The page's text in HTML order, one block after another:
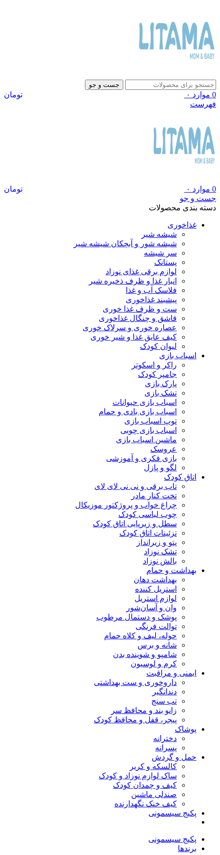
جست و جو
0 موارد ۰
تومان
فهرست
0 موارد ۰
تومان
جست و جو
دسته بندی محصولات
غذاخوری
شیشه شیر
شیشه ‌شور و آبچکان شیشه‌ شیر
سر شیشه
پستانک
لوازم برقی غذای نوزاد
انبار غذا و ظرف ذخیره شیر
فلاسک آب و غذا
پیشبند غذاخوری
ست و ظرف غذا خوری
قاشق و چنگال غذاخوری
عصاره خوری و سرلاک خوری
کیف عایق غذا و شیر خوری
لیوان کودک
اسباب بازی
راکر و اسکوتر
جامپر کودک
پارک بازی
تشک بازی
اسباب بازی حیوانات
اسباب بازی بادی و حمام
توپ اسباب بازی
اسباب بازی چوبی
ماشین اسباب بازی
عروسک
بازی فکری و آموزشی
لگو و پازل
اتاق کودک
تاب برقی و نی نی لای لای
تخت کنار مادر
چراغ خواب و پروژکتور موزیکال
چوب لباسی کودک
سطل و زیرپایی اتاق کودک
تزئینات اتاق کودک
پتو و زیرانداز
تشک نوزاد
بالش نوزاد
بهداشت و حمام
بهداشت دهان
استریل کننده
لوازم استریل
وان و آسان‌شور
پوشک و دستمال مرطوب
توالت فرنگی
حوله، لیف و کلاه حمام
شانه و برس
شامپو و شوینده بدن
کرم و لوسیون
ایمنی و مراقبت
داروخوری و ست بهداشتی
دندانگیر
تب‌ سنج
زانو بند و محافظ سر
پیجر، قفل و محافظ کودک
پوشاک
دخترانه
پسرانه
حمل و گردش
کالسکه و کریر
ساک لوازم نوزاد و کودک
کیف و چمدان کودک
صندلی ماشین
کیف خنک نگهدارنده
پکیج سیسمونی
پکیج سیسمونی
برندها